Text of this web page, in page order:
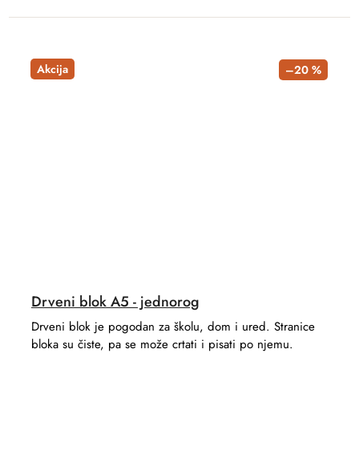
Akcija –20 %
Drveni blok A5 - jednorog
Drveni blok je pogodan za školu, dom i ured. Stranice
bloka su čiste, pa se može crtati i pisati po njemu.